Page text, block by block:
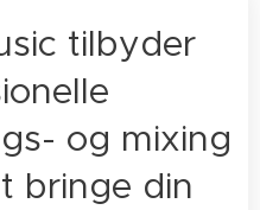
tilbyder
og mixing
bringe din